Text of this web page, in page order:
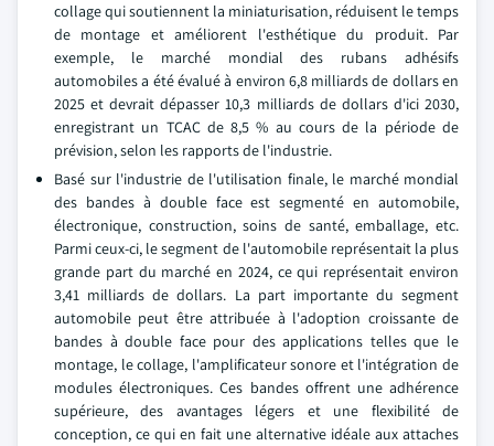
collage qui soutiennent la miniaturisation, réduisent le temps
de montage et améliorent l'esthétique du produit. Par
exemple, le marché mondial des rubans adhésifs
automobiles a été évalué à environ 6,8 milliards de dollars en
2025 et devrait dépasser 10,3 milliards de dollars d'ici 2030,
enregistrant un TCAC de 8,5 % au cours de la période de
prévision, selon les rapports de l'industrie.
Basé sur l'industrie de l'utilisation finale, le marché mondial
des bandes à double face est segmenté en automobile,
électronique, construction, soins de santé, emballage, etc.
Parmi ceux-ci, le segment de l'automobile représentait la plus
grande part du marché en 2024, ce qui représentait environ
3,41 milliards de dollars. La part importante du segment
automobile peut être attribuée à l'adoption croissante de
bandes à double face pour des applications telles que le
montage, le collage, l'amplificateur sonore et l'intégration de
modules électroniques. Ces bandes offrent une adhérence
supérieure, des avantages légers et une flexibilité de
conception, ce qui en fait une alternative idéale aux attaches